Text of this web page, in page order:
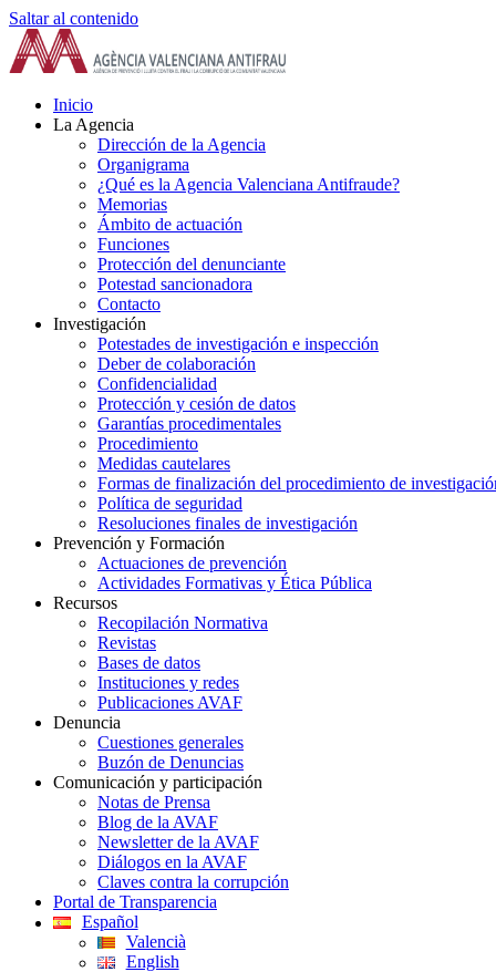
Saltar al contenido
Inicio
La Agencia
Dirección de la Agencia
Organigrama
¿Qué es la Agencia Valenciana Antifraude?
Memorias
Ámbito de actuación
Funciones
Protección del denunciante
Potestad sancionadora
Contacto
Investigación
Potestades de investigación e inspección
Deber de colaboración
Confidencialidad
Protección y cesión de datos
Garantías procedimentales
Procedimiento
Medidas cautelares
Formas de finalización del procedimiento de
Política de seguridad
Resoluciones finales de investigación
Prevención y Formación
Actuaciones de prevención
Actividades Formativas y Ética Pública
Recursos
Recopilación Normativa
Revistas
Bases de datos
Instituciones y redes
Publicaciones AVAF
Denuncia
Cuestiones generales
Buzón de Denuncias
Comunicación y participación
Notas de Prensa
Blog de la AVAF
Newsletter de la AVAF
Diálogos en la AVAF
Claves contra la corrupción
Portal de Transparencia
Español
Valencià
English